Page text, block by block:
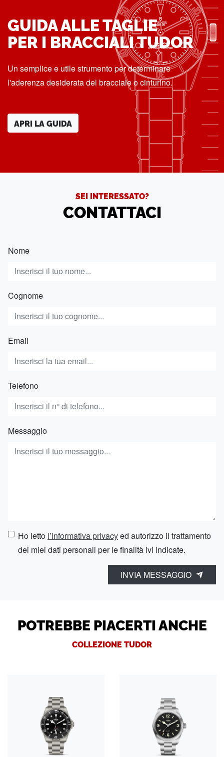
GUIDA ALLE TAGLIE
PER I BRACCIALI TUDOR
Un semplice e utile strumento per determinare
l'aderenza desiderata del bracciale o cinturino.
APRI LA GUIDA
SEI INTERESSATO?
CONTATTACI
Nome
Cognome
Email
Telefono
Messaggio
Ho letto l’informativa privacyed autorizzo il trattamento
dei miei dati personali per le finalità ivi indicate.
INVIA MESSAGGIO
POTREBBE PIACERTI ANCHE
COLLEZIONE TUDOR